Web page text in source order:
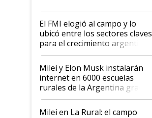
de Milei
El FMI elogió al campo y lo
ubicó entre los sectores claves
para el crecimiento argentino
Milei y Elon Musk instalarán
internet en 6000 escuelas
rurales de la Argentina gracias
a un acuerdo con Starlink
Milei en La Rural: el campo